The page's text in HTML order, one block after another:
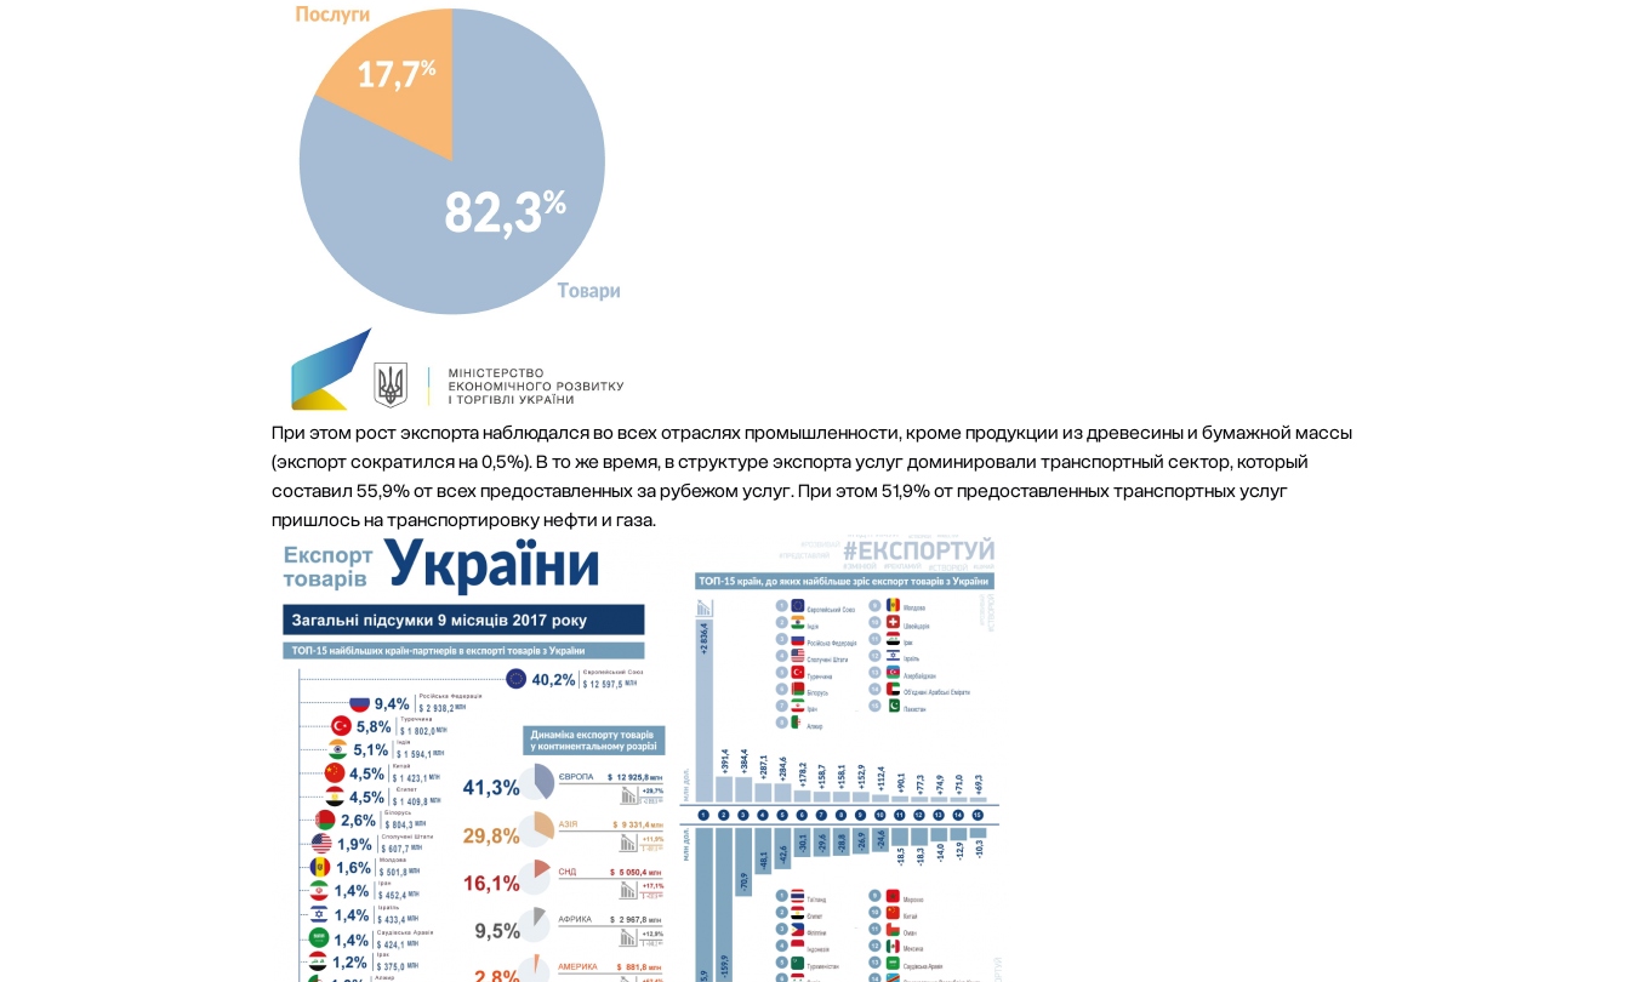
При этом рост экспорта наблюдался во всех отраслях промышленности, кроме продукции из древесины и бумажной массы
(экспорт сократился на 0,5%). В то же время, в структуре экспорта услуг доминировали транспортный сектор, который
составил 55,9% от всех предоставленных за рубежом услуг. При этом 51,9% от предоставленных транспортных услуг
пришлось на транспортировку нефти и газа.